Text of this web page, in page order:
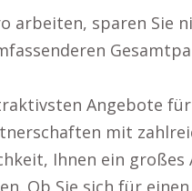
arbeiten, sparen Sie
Angebote
mit
Ihnen ein großes
Ob Sie sich für